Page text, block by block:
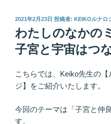
投
稿
日:
2021年2月23日 投稿者: KEIKOルナロ
わたしのなかの
子宮と宇宙はつ
こちらでは、Keiko先生の
ジ】をご紹介いたします。
今回のテーマは「子宮と仲
す。